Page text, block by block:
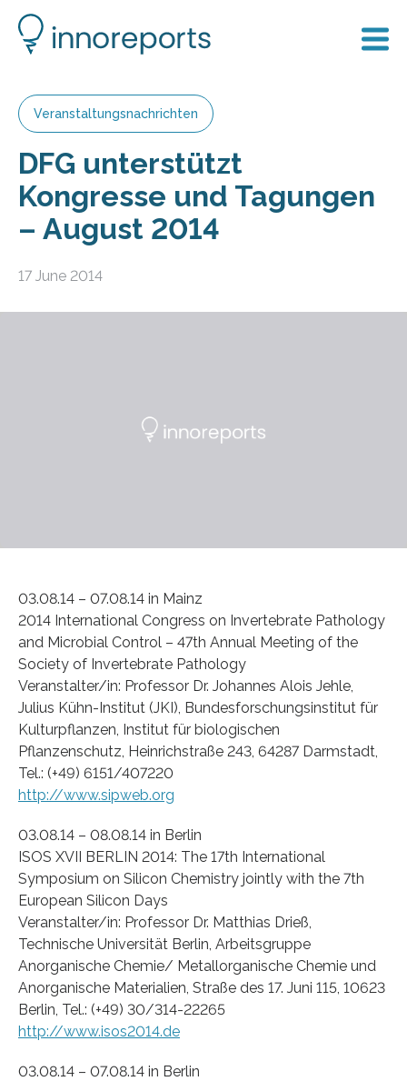
Veranstaltungsnachrichten
DFG unterstützt
Kongresse und Tagungen
– August 2014
17 June 2014
03.08.14 – 07.08.14 in Mainz
2014 International Congress on Invertebrate Pathology
and Microbial Control – 47th Annual Meeting of the
Society of Invertebrate Pathology
Veranstalter/in: Professor Dr. Johannes Alois Jehle,
Julius Kühn-Institut (JKI), Bundesforschungsinstitut für
Kulturpflanzen, Institut für biologischen
Pflanzenschutz, Heinrichstraße 243, 64287 Darmstadt,
Tel.: (+49) 6151/407220
http://www.sipweb.org
03.08.14 – 08.08.14 in Berlin
ISOS XVII BERLIN 2014: The 17th International
Symposium on Silicon Chemistry jointly with the 7th
European Silicon Days
Veranstalter/in: Professor Dr. Matthias Drieß,
Technische Universität Berlin, Arbeitsgruppe
Anorganische Chemie/ Metallorganische Chemie und
Anorganische Materialien, Straße des 17. Juni 115, 10623
Berlin, Tel.: (+49) 30/314-22265
http://www.isos2014.de
03.08.14 – 07.08.14 in Berlin